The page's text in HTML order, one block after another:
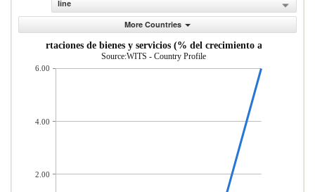
line
More Countries
Importaciones de bienes y servicios (% del crecimiento anual)
Source:WITS - Country Profile
6.00
4.00
2.00